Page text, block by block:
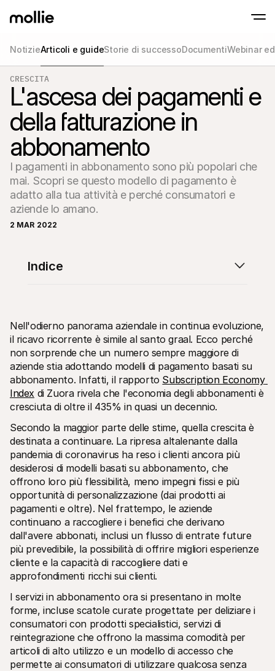
Tap to Pay su iPhone
Accettate pagamenti contactless
Inizia ora
Pagamenti online
Accetta e gestisci i
online
Pagamenti di
la conversione
Pagamenti
Raccogli pagamenti
abbonamenti
Scopri il nostro Programma di partnership per agenzie
Risorse tecniche
Portale sviluppatori
Scopri le risorse per sviluppatori e gli aggiornamenti
Librerie
Integra Mollie con librerie pronte all'uso
Entra nella nostra comunità di sviluppatori
Stato
Leggi
Informazioni su Mollie
Prezzi
Scopri i nostri prezzi
Chi siamo
Scopri di più sulla nostra storia e
valori
Notizie
Leggi le ultime notizie su Mollie
Carriere
Vieni a lavorare con noi - stiamo
assumendo!
Contatta
Per acquirenti
Scopri perché Mollie è sul tuo estratto conto bancario
Per i clienti di Mollie
Contatta vendite
Scopri come possiamo aiutare il tuo business
NotizieArticoli e guideStorie di successoDocumentiWebinar
CRESCITA
L'ascesa dei pagamenti e
della fatturazione in
abbonamento
I pagamenti in abbonamento sono più popolari che
mai. Scopri se questo modello di pagamento è
adatto alla tua attività e perché consumatori e
aziende lo amano.
2 MAR 2022
Nell'odierno panorama aziendale in continua evoluzione,
il ricavo ricorrente è simile al santo graal. Ecco perché
non sorprende che un numero sempre maggiore di
aziende stia adottando modelli di pagamento basati su
abbonamento. Infatti, il rapporto Subscription Economy
Index di Zuora rivela che l'economia degli abbonamenti è
cresciuta di oltre il 435% in quasi un decennio.
Secondo la maggior parte delle stime, quella crescita è
destinata a continuare. La ripresa altalenante dalla
pandemia di coronavirus ha reso i clienti ancora più
desiderosi di modelli basati su abbonamento, che
offrono loro più flessibilità, meno impegni fissi e più
opportunità di personalizzazione (dai prodotti ai
pagamenti e oltre). Nel frattempo, le aziende
continuano a raccogliere i benefici che derivano
dall'avere abbonati, inclusi un flusso di entrate future
più prevedibile, la possibilità di offrire migliori esperienze
cliente e la capacità di raccogliere dati e
approfondimenti ricchi sui clienti.
I servizi in abbonamento ora si presentano in molte
forme, incluse scatole curate progettate per deliziare i
consumatori con prodotti specialistici, servizi di
reintegrazione che offrono la massima comodità per
articoli di alto utilizzo e un modello di accesso che
permette ai consumatori di utilizzare qualcosa senza
Indice